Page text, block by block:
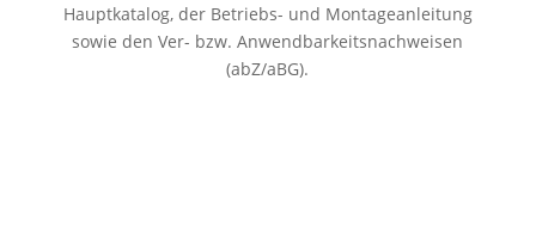
Hauptkatalog, der Betriebs- und Montageanleitung
sowie den Ver- bzw. Anwendbarkeitsnachweisen
(abZ/aBG).